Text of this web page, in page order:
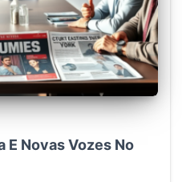
E Novas Vozes No